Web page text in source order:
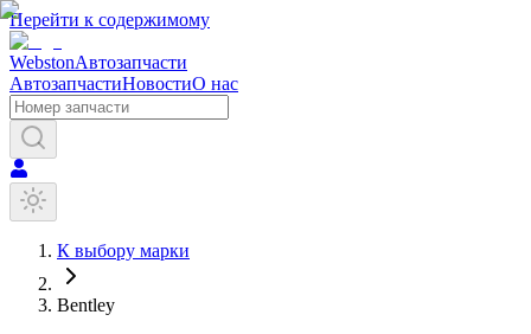
Перейти к содержимому
WebstonАвтозапчасти
АвтозапчастиНовостиО нас
К выбору марки
Bentley